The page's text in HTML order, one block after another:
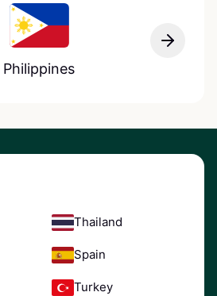
Philippines
Thailand
Spain
Turkey